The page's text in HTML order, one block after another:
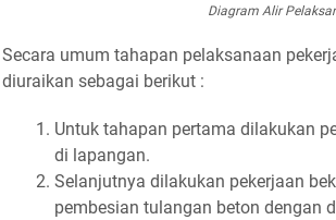
Diagram Alir
Secara umum tahapan pelaksanaan
diuraikan sebagai berikut :
Untuk tahapan pertama dilakukan
di lapangan.
Selanjutnya dilakukan pekerjaan
pembesian tulangan beton dengan